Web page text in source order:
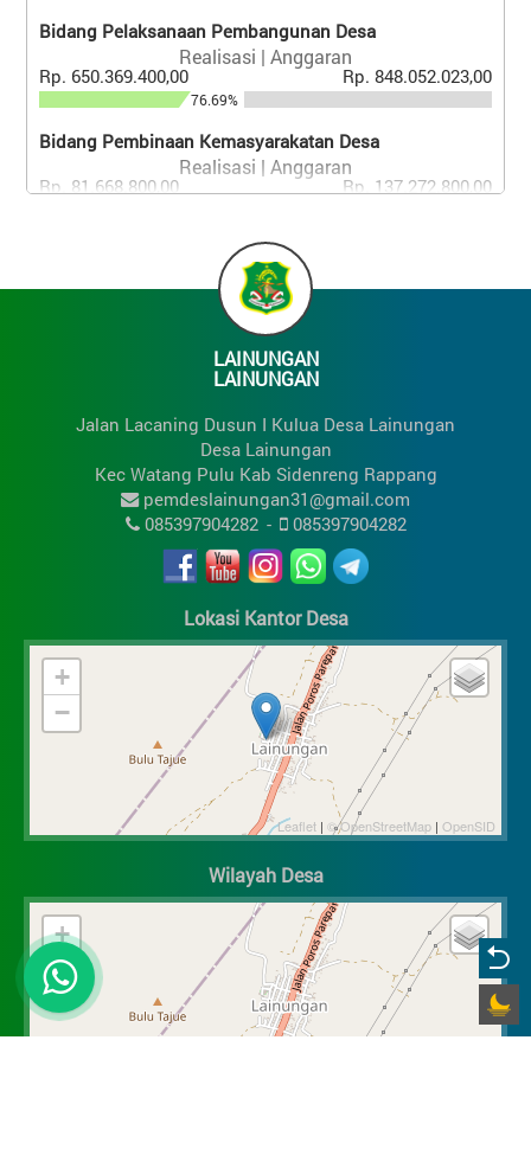
Bidang Pelaksanaan Pembangunan Desa
Realisasi | Anggaran
Rp. 650.369.400,00 Rp. 848.052.023,00
Bidang Pembinaan Kemasyarakatan Desa
Realisasi | Anggaran
Rp. 81.668.800,00 Rp. 137.272.800,00
Bidang Pemberdayaan Masyarakat Desa
Realisasi | Anggaran
Rp. 83.890.000,00 Rp. 277.135.200,00
Bidang Penanggulangan Bencana, Darurat Dan
Rp. 132.000.000,00 Rp. 158.400.000,00
83.33%
LAINUNGAN
LAINUNGAN
Jalan Lacaning Dusun I Kulua Desa Lainungan
Desa Lainungan
Kec Watang Pulu Kab Sidenreng Rappang
pemdeslainungan31@gmail.com
085397904282 - 085397904282
Lokasi Kantor Desa
+
−
Leaflet | © OpenStreetMap | OpenSID
Wilayah Desa
+
−